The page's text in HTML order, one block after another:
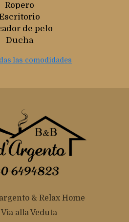
Ropero
de pelo
Ducha
las comodidades
& Relax Home
Via alla Veduta